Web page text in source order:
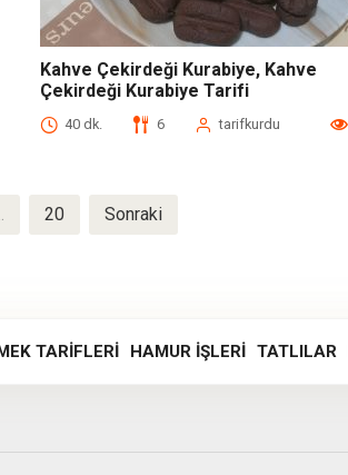
Kahve Çekirdeği Kurabiye, Kahve
Çekirdeği Kurabiye Tarifi
40 dk. 6 tarifkurdu
20 Sonraki
TARIFLERI HAMUR İŞLERI TATLILAR